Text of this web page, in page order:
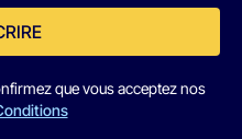
que vous acceptez nos